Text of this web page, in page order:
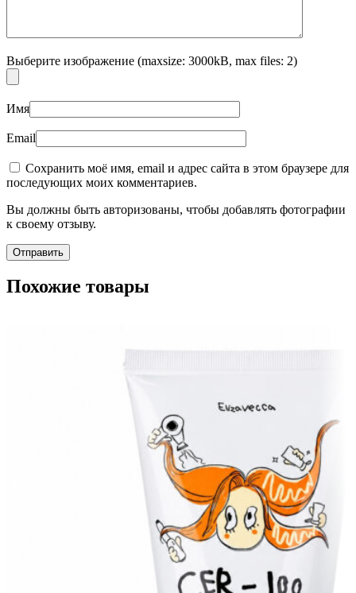
Выберите изображение (maxsize: 3000kB, max files: 2)
Имя
Email
Сохранить моё имя, email и адрес сайта в этом браузере для
последующих моих комментариев.
Вы должны быть авторизованы, чтобы добавлять фотографии
к своему отзыву.
Похожие товары